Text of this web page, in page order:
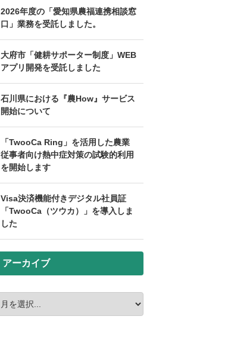
2026年度の「愛知県農福連携相談窓
口」業務を受託しました。
大府市「健耕サポーター制度」WEB
アプリ開発を受託しました
石川県における『農How』サービス
開始について
「TwooCa Ring」を活用した農業
従事者向け熱中症対策の試験的利用
を開始します
Visa決済機能付きデジタル社員証
「TwooCa（ツウカ）」を導入しま
した
アーカイブ